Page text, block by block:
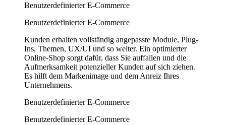
Benutzerdefinierter E-Commerce
Benutzerdefinierter E-Commerce
Kunden erhalten vollständig angepasste Module, Plug-
Ins, Themen, UX/UI und so weiter. Ein optimierter
Online-Shop sorgt dafür, dass Sie auffallen und die
Aufmerksamkeit potenzieller Kunden auf sich ziehen.
Es hilft dem Markenimage und dem Anreiz Ihres
Unternehmens.
Benutzerdefinierter E-Commerce
Benutzerdefinierter E-Commerce